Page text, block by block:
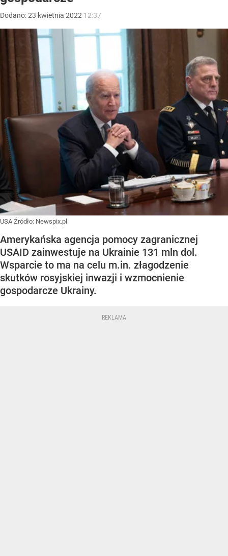
Dodano:23 kwietnia 2022 12:37
USA Źródło: Newspix.pl
Amerykańska agencja pomocy zagranicznej
USAID zainwestuje na Ukrainie 131 mln dol.
Wsparcie to ma na celu m.in. złagodzenie
skutków rosyjskiej inwazji i wzmocnienie
gospodarcze Ukrainy.